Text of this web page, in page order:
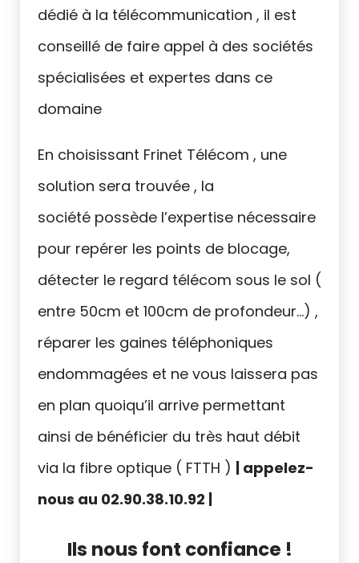
dédié à la télécommunication , il est
conseillé de faire appel à des sociétés
spécialisées et expertes dans ce
domaine
En choisissant Frinet Télécom , une
solution sera trouvée , la
société possède l’expertise nécessaire
pour repérer les points de blocage,
détecter le regard télécom sous le sol (
entre 50cm et 100cm de profondeur…) ,
réparer les gaines téléphoniques
endommagées et ne vous laissera pas
en plan quoiqu’il arrive permettant
ainsi de bénéficier du très haut débit
via la fibre optique ( FTTH ) | appelez-
nous au 02.90.38.10.92 |
Ils nous font confiance !